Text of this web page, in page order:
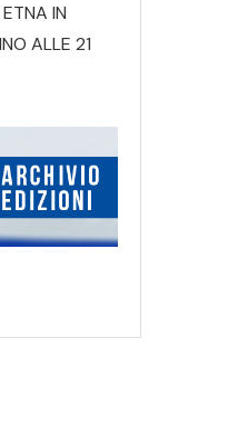
IN
ALLE 21